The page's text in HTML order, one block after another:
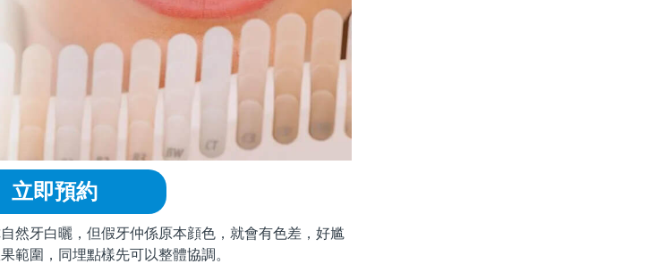
立即預約
牙白曬，但假牙仲係原本顔色，就會有色差，好尴
範圍，同埋點樣先可以整體協調。